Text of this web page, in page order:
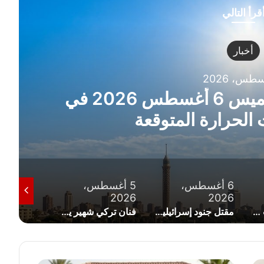
التالي
اقتصاد
سعر الجنيه الذهب اليوم الخميس 6 أغسطس 2026
التعاملات
مقتل جنود إسرائيليين في معارك جنوب لبنان إثر انفجار عبوة ناسفة داخل مبنى مفخخ
5 أغسطس،
2026
فنان تركي شهير يشيد بصفقة انتقال محمد صلاح إلى طرابزون سبور
5 أغسطس،
2026
رحلة الدفاع عن اللقب.. جدول مباريات الزمالك في الدوري المصري موسم 2026-2027
5
2026